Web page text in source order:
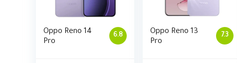
6.8
Oppo Reno 14
Pro
7.3
Oppo Reno 13
Pro